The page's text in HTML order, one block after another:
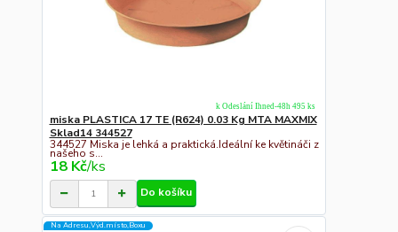
miska PLASTICA 17 TE (R624) 0.03 Kg MTA MAXMIX
Sklad14 344527
344527 Miska je lehká a praktická.Ideální ke květináči z
našeho s...
18 Kč/ks
k Odeslání Ihned-48h 495 ks
Do košíku
Na Adresu,Výd.místo,Boxu